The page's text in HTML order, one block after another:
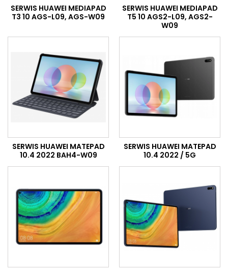
SERWIS HUAWEI MEDIAPAD
T3 10 AGS-L09, AGS-W09
SERWIS HUAWEI MEDIAPAD
T5 10 AGS2-L09, AGS2-
W09
SERWIS HUAWEI MATEPAD
10.4 2022 BAH4-W09
SERWIS HUAWEI MATEPAD
10.4 2022 / 5G